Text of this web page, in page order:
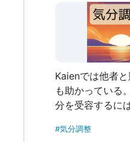
Kaienでは他者
も助かっている。 W.A.の独り言 ダメな自
分を受容するに
は、「自分は誰
#気分調整